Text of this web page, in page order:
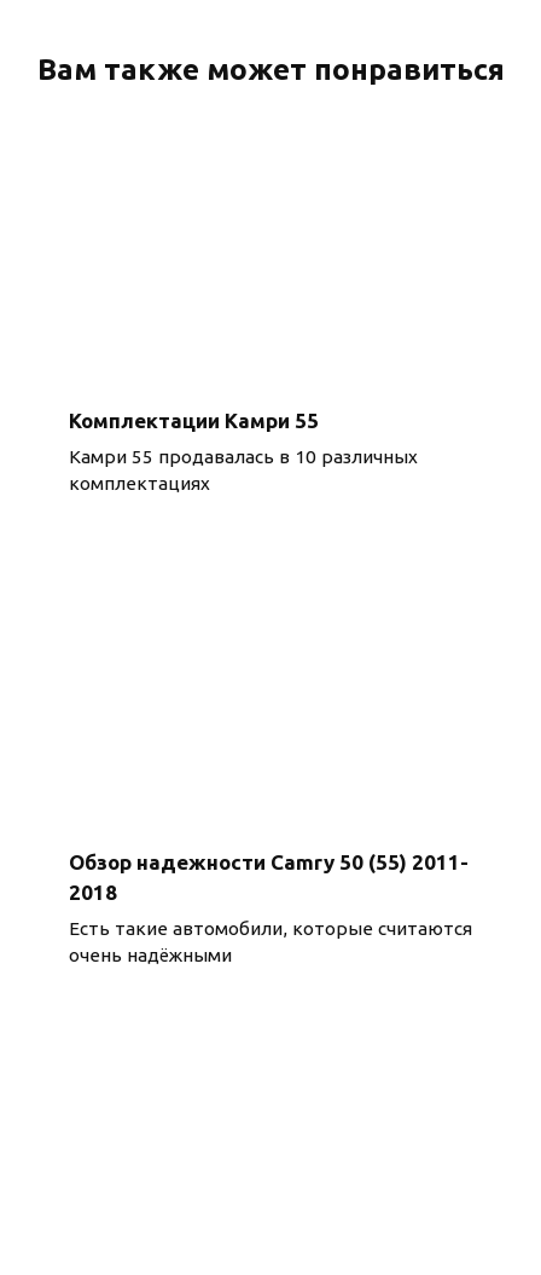
Вам также может понравиться
Комплектации Камри 55
Камри 55 продавалась в 10 различных
комплектациях
Обзор надежности Camry 50 (55) 2011-
2018
Есть такие автомобили, которые считаются
очень надёжными